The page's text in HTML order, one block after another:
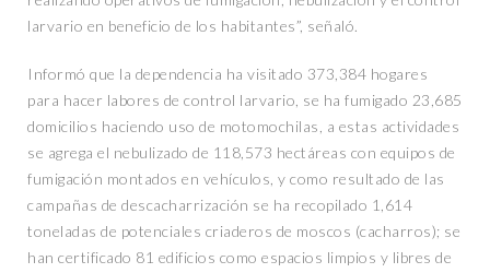
larvario en beneficio de los habitantes”, señaló.
Informó que la dependencia ha visitado 373,384 hogares
para hacer labores de control larvario, se ha fumigado 23,685
domicilios haciendo uso de motomochilas, a estas actividades
se agrega el nebulizado de 118,573 hectáreas con equipos de
fumigación montados en vehículos, y como resultado de las
campañas de descacharrización se ha recopilado 1,614
toneladas de potenciales criaderos de moscos (cacharros); se
han certificado 81 edificios como espacios limpios y libres de